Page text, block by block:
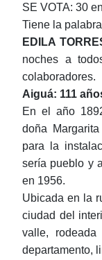
SE VOTA: 30
Tiene la
EDILA
noches a
colaboradores.
Aiguá: 111
En el año
doña
para la
sería pueblo y
en 1956.
Ubicada en la
ciudad del
valle,
departamento,